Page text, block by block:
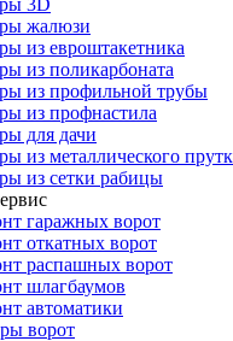
жалюзи
из евроштакетника
из поликарбоната
из профильной трубы
из профнастила
для дачи
из металлического
из сетки рабицы
гаражных ворот
откатных ворот
распашных ворот
шлагбаумов
автоматики
ворот